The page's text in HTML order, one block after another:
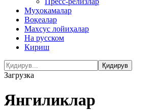
Муҳокамалар
Воқеалар
Махсус лойиҳалар
На русском
Кириш
Загрузка
Янгиликлар